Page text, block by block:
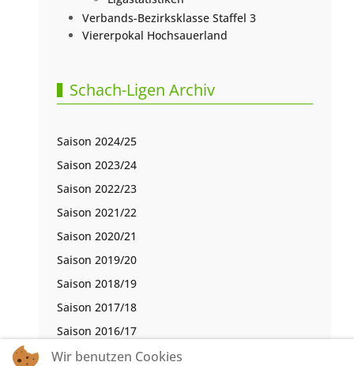
Verbands-Bezirksklasse Staffel 3
Viererpokal Hochsauerland
Schach-Ligen Archiv
Saison 2024/25
Saison 2023/24
Saison 2022/23
Saison 2021/22
Saison 2020/21
Saison 2019/20
Saison 2018/19
Saison 2017/18
Saison 2016/17
Wir benutzen Cookies